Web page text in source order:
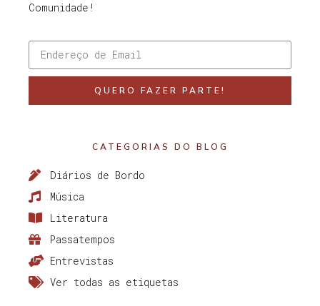
Comunidade!
QUERO FAZER PARTE!
CATEGORIAS DO BLOG
Diários de Bordo
Música
Literatura
Passatempos
Entrevistas
Ver todas as etiquetas